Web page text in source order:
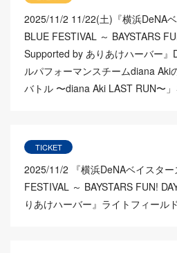
2025/11/2 11/22(土)『横浜DeNA
BLUE FESTIVAL ～ BAYSTARS
Supported by ありあけハーバー』
ルパフォーマンスチームdiana Aki
バトル 〜diana Aki LAST RUN〜」
TICKET
2025/11/2
『横浜DeNAベイスタ
FESTIVAL ～ BAYSTARS FUN!
りあけハーバー』ライトフィール